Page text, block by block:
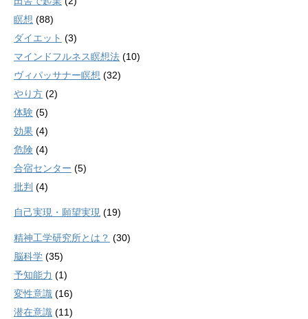
瞑想 (88)
ダイエット (3)
マインドフルネス瞑想法 (10)
ヴィパッサナー瞑想 (32)
やり方 (2)
体験 (5)
効果 (4)
危険 (4)
合宿センター (5)
批判 (4)
自己実現・願望実現 (19)
精神工学研究所とは？ (30)
脳科学 (35)
予知能力 (1)
変性意識 (16)
潜在意識 (11)